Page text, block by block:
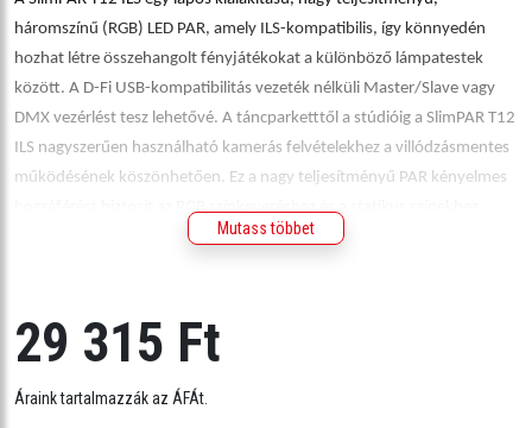
háromszínű (RGB) LED PAR, amely ILS-kompatibilis, így könnyedén
hozhat létre összehangolt fényjátékokat a különböző lámpatestek
között. A D-Fi USB-kompatibilitás vezeték nélküli Master/Slave vagy
DMX vezérlést tesz lehetővé. A táncparketttől a stúdióig a SlimPAR T12
ILS nagyszerűen használható kamerás felvételekhez a villódzásmentes
működésének köszönhetően. Ez a nagy teljesítményű PAR kényelmes
DMX-szel vagy anélkül. A beépített automatizált programokhoz IRC-6
Specifikáció:
• DMX módok: 3 vagy 8 csatornás
• DMX csatlakozók: 3 tűs XLR
Mutass többet
29 315 Ft
Áraink tartalmazzák az ÁFÁt.